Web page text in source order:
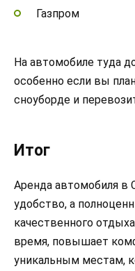
Газпром
На автомобиле туда
особенно если вы
сноуборде и
Итог
Аренда автомобиля в
удобство, а
качественного
время, повышает
уникальным местам,